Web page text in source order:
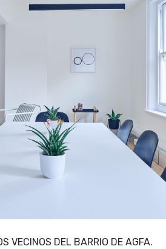
VECINOS DEL BARRIO DE AGFA.